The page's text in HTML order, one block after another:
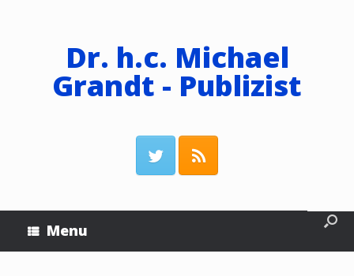
Dr. h.c. Michael
Grandt - Publizist
Menu